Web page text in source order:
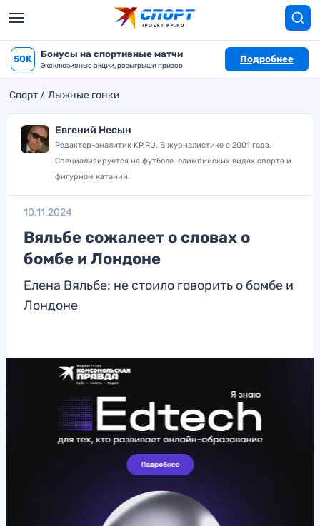
50K Бонусы на спортивные матчи
Эксклюзивные акции, розыгрыши призов
Подробнее
Спорт Лыжные гонки
Евгений Несын
Редактор-аналитик KP.RU. В журналистике с 2001 года.
Специализируется на футболе, олимпийских видах спорта и
фигурном катании.
10.11.2024
Вяльбе сожалеет о словах о
бомбе и Лондоне
Елена Вяльбе: не стоило говорить о бомбе и
Лондоне